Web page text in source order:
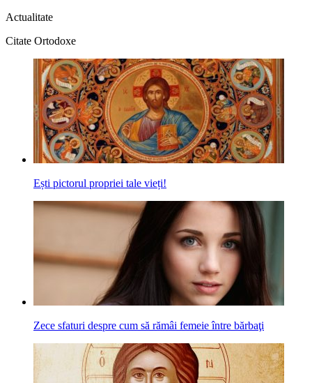
Actualitate
Citate Ortodoxe
Ești pictorul propriei tale vieți!
Zece sfaturi despre cum să rămâi femeie între bărbaţi